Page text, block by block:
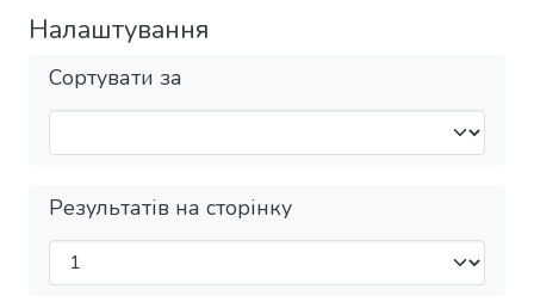
Налаштування
Сортувати за
Результатів на сторінку